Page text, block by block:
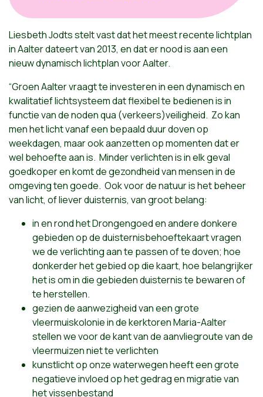
Liesbeth Jodts stelt vast dat het meest recente lichtplan
in Aalter dateert van 2013, en dat er nood is aan een
nieuw dynamisch lichtplan voor Aalter.
“Groen Aalter vraagt te investeren in een dynamisch en
kwalitatief lichtsysteem dat flexibel te bedienen is in
functie van de noden qua (verkeers)veiligheid. Zo kan
men het licht vanaf een bepaald duur doven op
weekdagen, maar ook aanzetten op momenten dat er
wel behoefte aan is. Minder verlichten is in elk geval
goedkoper en komt de gezondheid van mensen in de
omgeving ten goede. Ook voor de natuur is het beheer
van licht, of liever duisternis, van groot belang:
in en rond het Drongengoed en andere donkere
gebieden op de duisternisbehoeftekaart vragen
we de verlichting aan te passen of te doven; hoe
donkerder het gebied op die kaart, hoe belangrijker
het is om in die gebieden duisternis te bewaren of
te herstellen.
gezien de aanwezigheid van een grote
vleermuiskolonie in de kerktoren Maria-Aalter
stellen we voor de kant van de aanvliegroute van de
vleermuizen niet te verlichten
kunstlicht op onze waterwegen heeft een grote
negatieve invloed op het gedrag en migratie van
het vissenbestand